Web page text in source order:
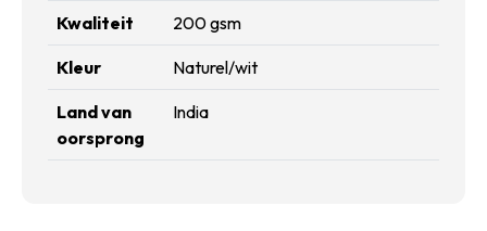
Kwaliteit 200 gsm
Kleur Naturel/wit
Land van
oorsprong
India